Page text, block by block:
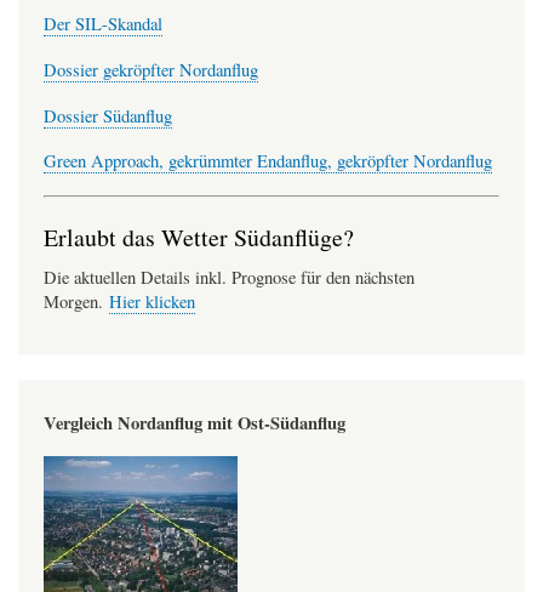
Der SIL-Skandal
Dossier gekröpfter Nordanflug
Dossier Südanflug
Green Approach, gekrümmter Endanflug, gekröpfter Nordanflug
Erlaubt das Wetter Südanflüge?
Die aktuellen Details inkl. Prognose für den nächsten
Morgen. Hier klicken
Vergleich Nordanflug mit Ost-Südanflug